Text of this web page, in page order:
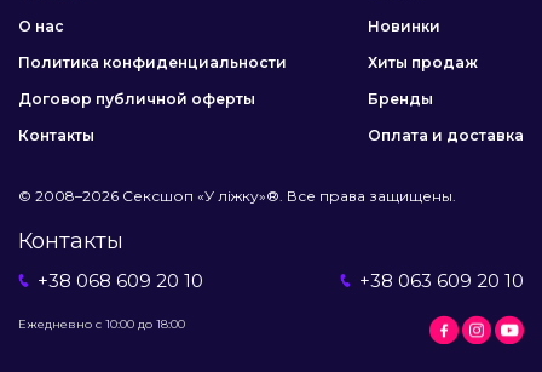
О нас
Политика конфиденциальности
Договор публичной оферты
Контакты
Новинки
Хиты продаж
Бренды
Оплата и доставка
© 2008–2026 Сексшоп «У ліжку»®. Все права защищены.
Контакты
+38 068 609 20 10 +38 063 609 20 10
Ежедневно с 10:00 до 18:00